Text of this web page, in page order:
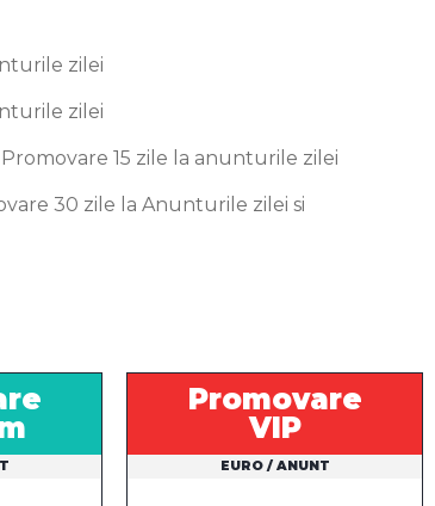
zilei
zilei
15 zile la anunturile zilei
30 zile la Anunturile zilei si
Promovare
VIP
EURO / ANUNT